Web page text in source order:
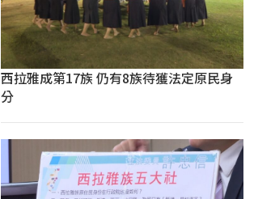
西拉雅成第17族 仍有8族待獲法定原民身
分